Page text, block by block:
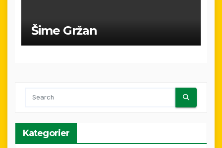
Šime Gržan
Kategorier